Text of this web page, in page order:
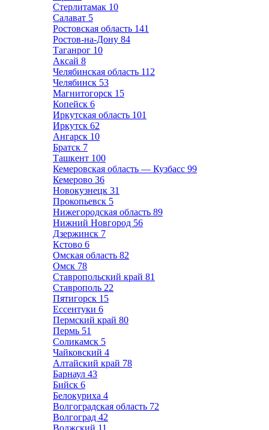
Стерлитамак 10
Салават 5
Ростовская область 141
Ростов-на-Дону 84
Таганрог 10
Аксай 8
Челябинская область 112
Челябинск 53
Магнитогорск 15
Копейск 6
Иркутская область 101
Иркутск 62
Ангарск 10
Братск 7
Ташкент 100
Кемеровская область — Кузбасс 99
Кемерово 36
Новокузнецк 31
Прокопьевск 5
Нижегородская область 89
Нижний Новгород 56
Дзержинск 7
Кстово 6
Омская область 82
Омск 78
Ставропольский край 81
Ставрополь 22
Пятигорск 15
Ессентуки 6
Пермский край 80
Пермь 51
Соликамск 5
Чайковский 4
Алтайский край 78
Барнаул 43
Бийск 6
Белокуриха 4
Волгоградская область 72
Волгоград 42
Волжский 11